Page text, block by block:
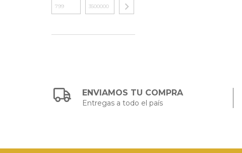
ENVIAMOS TU COMPRA
Entregas a todo el país